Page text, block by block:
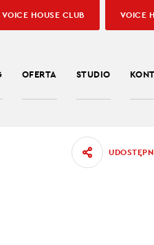
OFERTA STUDIO
VOICE HOUSE CLUB VOICE